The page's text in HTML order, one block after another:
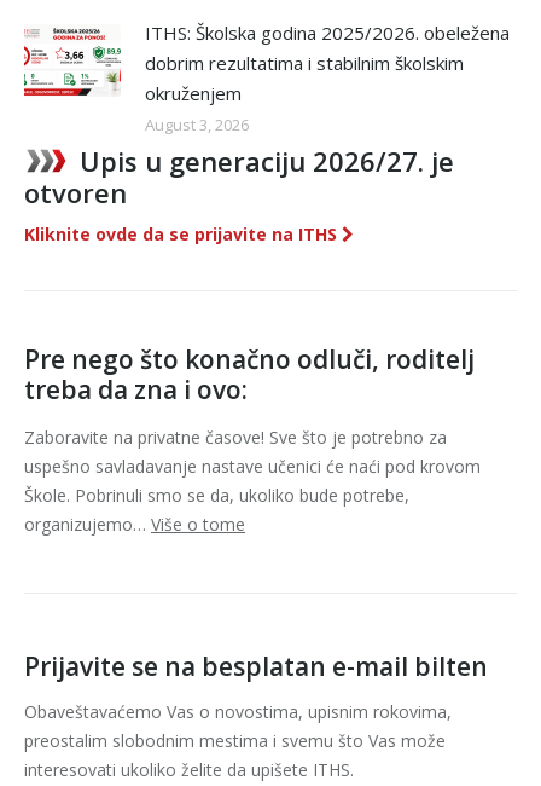
ITHS: Školska godina 2025/2026. obeležena
dobrim rezultatima i stabilnim školskim
okruženjem
August 3, 2026
Upis u generaciju 2026/27. je
otvoren
Kliknite ovde da se prijavite na ITHS
Pre nego što konačno odluči, roditelj
treba da zna i ovo:
Zaboravite na privatne časove! Sve što je potrebno za
uspešno savladavanje nastave učenici će naći pod krovom
Škole. Pobrinuli smo se da, ukoliko bude potrebe,
organizujemo… Više o tome
Prijavite se na besplatan e-mail bilten
Obaveštavaćemo Vas o novostima, upisnim rokovima,
preostalim slobodnim mestima i svemu što Vas može
interesovati ukoliko želite da upišete ITHS.